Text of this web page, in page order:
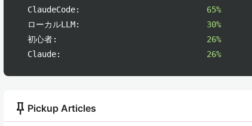
ClaudeCode:
65%
ローカルLLM:
30%
初心者:
26%
Claude:
26%
push_pin Pickup Articles